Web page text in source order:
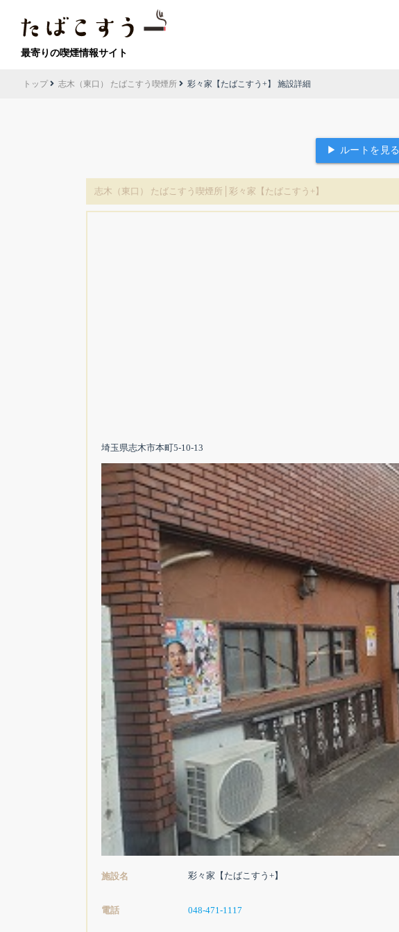
最寄りの喫煙情報サイト
トップ 志木（東口） たばこすう喫煙所 彩々家【たばこすう+】 施設詳細
▶ ルートを見る
志木（東口） たばこすう喫煙所│彩々家【たばこすう+】
埼玉県志木市本町5-10-13
施設名 彩々家【たばこすう+】
電話 048-471-1117